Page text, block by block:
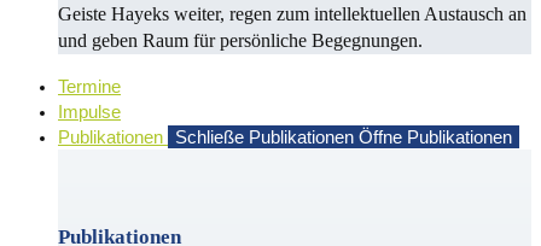
Geiste Hayeks weiter, regen zum intellektuellen Austausch an
und geben Raum für persönliche Begegnungen.
Termine
Impulse
Publikationen
Schließe Publikationen Öffne Publikationen
Publikationen